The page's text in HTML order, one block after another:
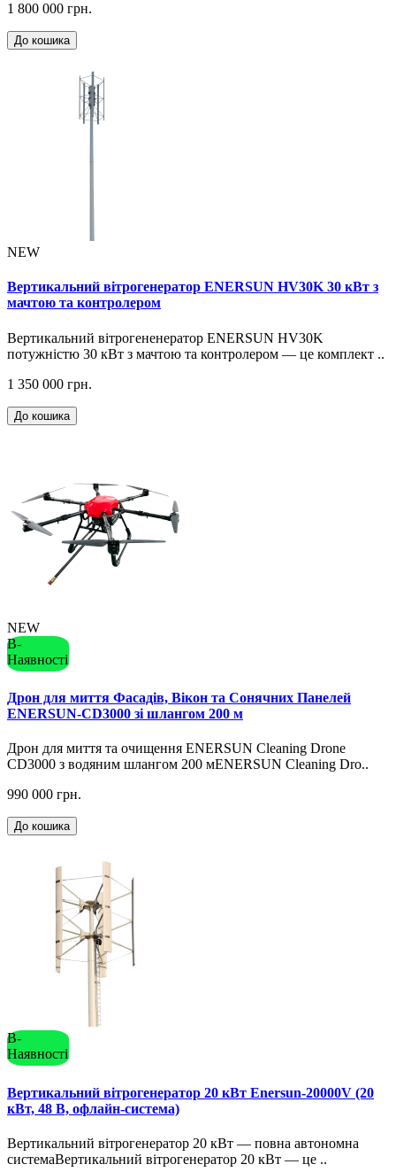
1 800 000 грн.
До кошика
NEW
Вертикальний вітрогенератор ENERSUN HV30K 30 кВт з
мачтою та контролером
Вертикальний вітрогененератор ENERSUN HV30K
потужністю 30 кВт з мачтою та контролером — це комплект ..
1 350 000 грн.
До кошика
NEW
В-
Наявності
Дрон для миття Фасадів, Вікон та Сонячних Панелей
ENERSUN-CD3000 зі шлангом 200 м
Дрон для миття та очищення ENERSUN Cleaning Drone
CD3000 з водяним шлангом 200 мENERSUN Cleaning Dro..
990 000 грн.
До кошика
В-
Наявності
Вертикальний вітрогенератор 20 кВт Enersun-20000V (20
кВт, 48 В, офлайн-система)
Вертикальний вітрогенератор 20 кВт — повна автономна
системаВертикальний вітрогенератор 20 кВт — це ..